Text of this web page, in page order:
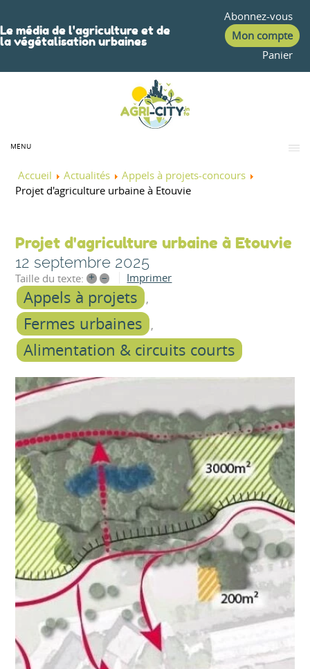
Le média de l'agriculture et de
la végétalisation urbaines
Abonnez-vous
Mon compte
Panier
MENU
Accueil Actualités
Appels à projets-concours
Projet d'agriculture urbaine à Etouvie
Projet d'agriculture urbaine à Etouvie
12 septembre 2025
Taille du texte: + – Imprimer
Appels à projets
Fermes urbaines
Alimentation & circuits courts